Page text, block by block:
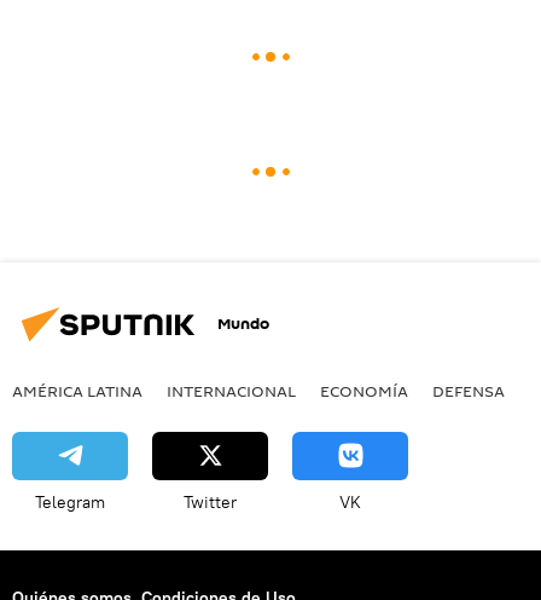
Mundo
AMÉRICA LATINA INTERNACIONAL ECONOMÍA DEFENSA
Telegram Twitter VK